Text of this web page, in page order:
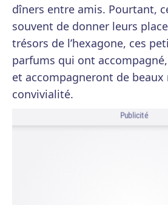
dîners entre amis. Pourtant,
souvent de donner leurs
trésors de l’hexagone, ces
parfums qui ont
et accompagneront de
convivialité.
Publicité